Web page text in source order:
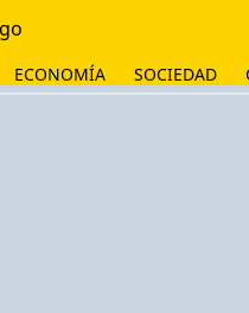
ECONOMÍA SOCIEDAD